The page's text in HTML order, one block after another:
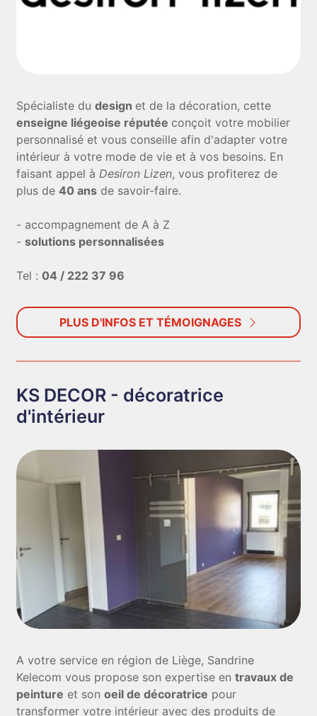
Spécialiste dudesign et de la décoration, cette
enseigne liégeoise réputée conçoit votre mobilier
personnalisé et vous conseille afin d'adapter votre
intérieur à votre mode de vie et à vos besoins. En
faisant appel à Desiron Lizen, vous profiterez de
plus de40 ans de savoir-faire.
- accompagnement de A à Z
-solutions personnalisées
Tel : 04 / 222 37 96
PLUS D'INFOS ET TÉMOIGNAGES
KS DECOR - décoratrice
d'intérieur
A votre service en région de Liège, Sandrine
Kelecom vous propose son expertise entravaux de
peinture et sonoeil de décoratrice pour
transformer votre intérieur avec des produits de